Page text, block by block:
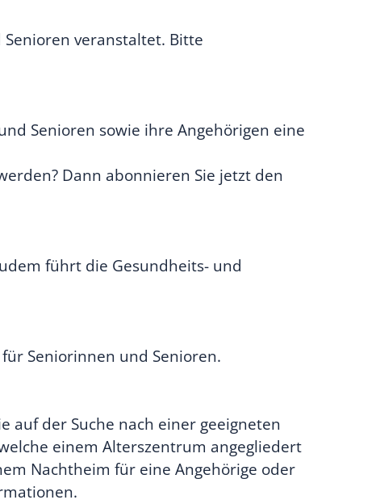
veranstaltet. Bitte
Senioren sowie ihre Angehörigen eine
Dann abonnieren Sie jetzt den
führt die Gesundheits- und
Seniorinnen und Senioren.
auf der Suche nach einer geeigneten
einem Alterszentrum angegliedert
Nachtheim für eine Angehörige oder